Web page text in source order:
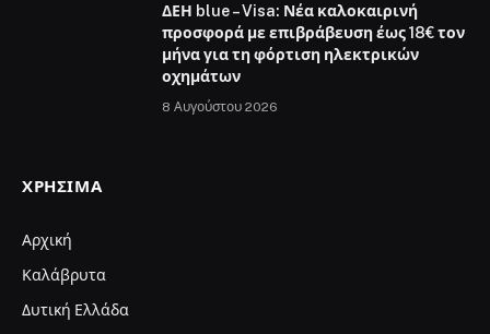
ΔΕΗ blue – Visa: Νέα καλοκαιρινή
προσφορά με επιβράβευση έως 18€ τον
μήνα για τη φόρτιση ηλεκτρικών
οχημάτων
8 Αυγούστου 2026
ΧΡΉΣΙΜΑ
Αρχική
Καλάβρυτα
Δυτική Ελλάδα